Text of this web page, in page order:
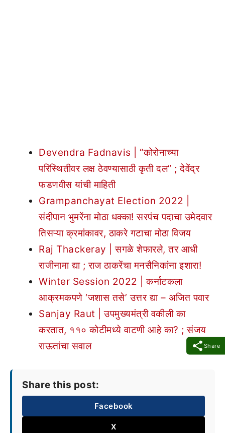
Share
Devendra Fadnavis | “कोरोनाच्या
परिस्थितीवर लक्ष ठेवण्यासाठी कृती दल” ; देवेंद्र
फडणवीस यांची माहिती
Grampanchayat Election 2022 |
संदीपान भुमरेंना मोठा धक्का! सरपंच पदाचा उमेदवार
तिसऱ्या क्रमांकावर, ठाकरे गटाचा मोठा विजय
Raj Thackeray | सगळे शेफारले, तर आधी
राजीनामा द्या ; राज ठाकरेंचा मनसैनिकांना इशारा!
Winter Session 2022 | कर्नाटकला
आक्रमकपणे ‘जशास तसे’ उत्तर द्या – अजित पवार
Sanjay Raut | उपमुख्यमंत्री वकीली का
करतात, ११० कोटीमध्ये वाटणी आहे का? ; संजय
राऊतांचा सवाल
Share this post:
Facebook
X